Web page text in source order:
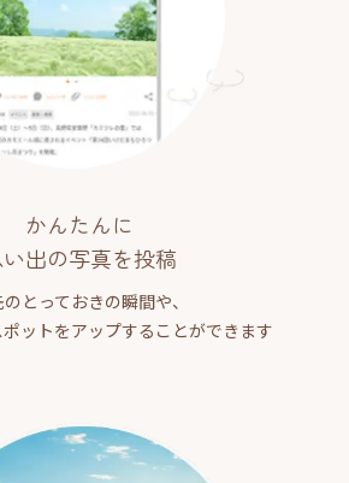
かんたんに
出の写真を投稿
とっておきの瞬間や、
ットをアップすることができます